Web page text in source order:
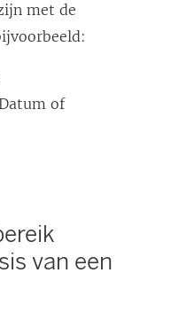
met de
of
van een